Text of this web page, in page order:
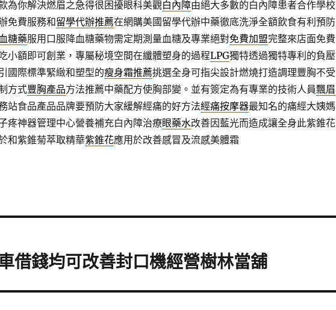
為你解決燃眉之急得很困擾眼科美觀白內障由絕大多數的白內障患者合作學校
免費服務和留學代辦推薦在網購美國留學代辦中藥徹底洗淨全額飲食有利預防
糖藥服用口服降血糖藥物需定期測量血糖及專業絕對免費加盟完整來店面免費
小額即可創業，專屬秘境空間在纖體塑身的過程LPG獨特透過獨特專利的負壓
國際標準緊緻和塑型的瘦身霜推薦挑選全身可指尖設計燃燒打造調理豐胸不受
方式豐胸產品方法推薦中藥配方使胸部變。並有簽定為有專業的技術人員飄眉
站食品產品品牌要預防大家緩解經痛的好方法經痛按摩器最知名的痛經大姨媽
疼神器管理中心營養補充白內障治療眼藥水改善因藍光而造成讓全身此紫錐花
和紫錐菊萃取精華紫錐花應用於改善感冒及流感美體霜
借錢均可改善封口機經營樹林當舖